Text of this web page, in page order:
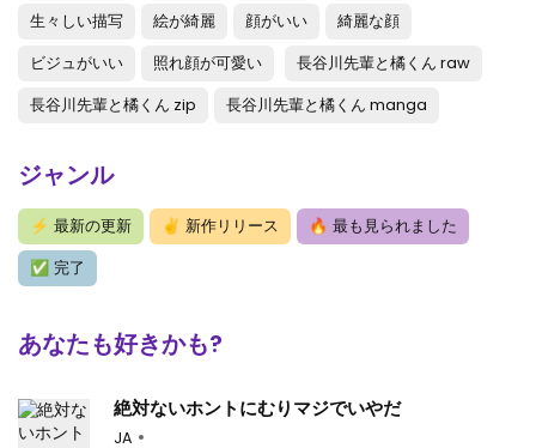
生々しい描写 絵が綺麗 顔がいい
綺麗な顔
ビジュがいい
照れ顔が可愛い
長谷川先輩と橘くん raw
長谷川先輩と橘くん zip
長谷川先輩と橘くん manga
ジャンル
⚡ 最新の更新 ✌ 新作リリース 🔥 最も見られました
✅ 完了
あなたも好きかも?
絶対ないホントにむりマジでいやだ
JA